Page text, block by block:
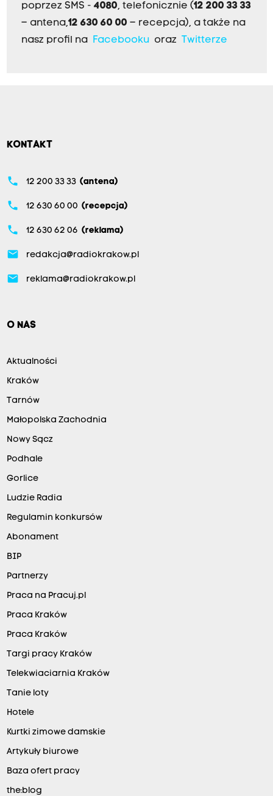
poprzez SMS - 4080, telefonicznie (12 200 33 33
– antena,12 630 60 00 – recepcja), a także na
nasz profil na Facebookuoraz Twitterze
KONTAKT
phone 12 200 33 33 (antena)
phone 12 630 60 00 (recepcja)
phone 12 630 62 06 (reklama)
email redakcja@radiokrakow.pl
email reklama@radiokrakow.pl
O NAS
Aktualności
Kraków
Tarnów
Małopolska Zachodnia
Nowy Sącz
Podhale
Gorlice
Ludzie Radia
Regulamin konkursów
Abonament
BIP
Partnerzy
Praca na Pracuj.pl
Praca Kraków
Praca Kraków
Targi pracy Kraków
Telekwiaciarnia Kraków
Tanie loty
Hotele
Kurtki zimowe damskie
Artykuły biurowe
Baza ofert pracy
the:blog